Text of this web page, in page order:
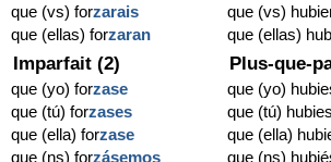
que (vs) forzarais
que (ellas) forzaran
que (vs)
que (ellas)
Imparfait (2)
que (yo) forzase
que (tú) forzases
que (ella) forzase
que (ns) forzásemos
Plus-que-
que (yo)
que (tú)
que (ella)
que (ns)